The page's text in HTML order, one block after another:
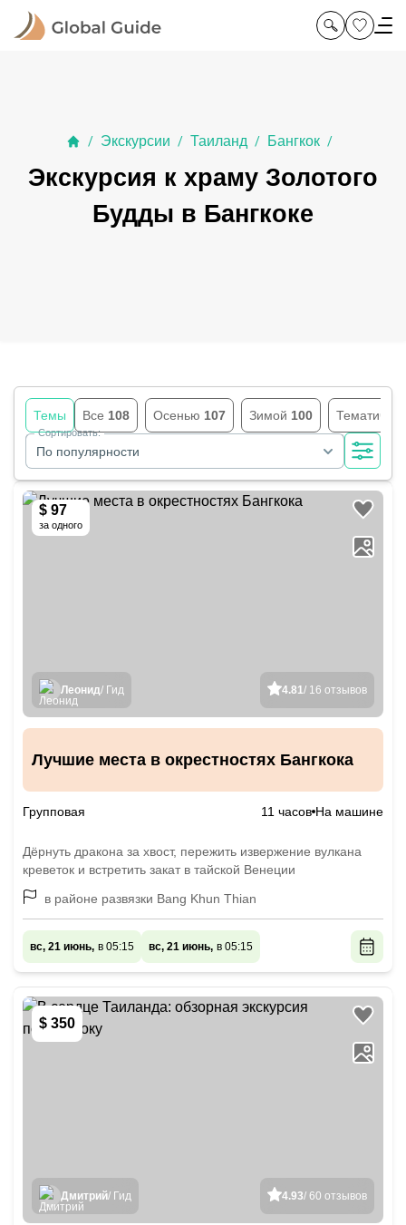
/ Экскурсии / Таиланд / Бангкок /
Экскурсия к храму Золотого
Будды в Бангкоке
Темы Все 108 Осенью 107 Зимой 100
По популярности
Сортировать:
$ 97
за одного
4.81/ 16 отзывов
Леонид/ Гид
Лучшие места в окрестностях Бангкока
Групповая 11 часов На машине
Дёрнуть дракона за хвост, пережить извержение вулкана
креветок и встретить закат в тайской Венеции
в районе развязки Bang Khun Thian
вс, 21 июнь, в 05:15 вс, 21 июнь, в 05:15
$ 350
4.93/ 60 отзывов
Дмитрий/ Гид